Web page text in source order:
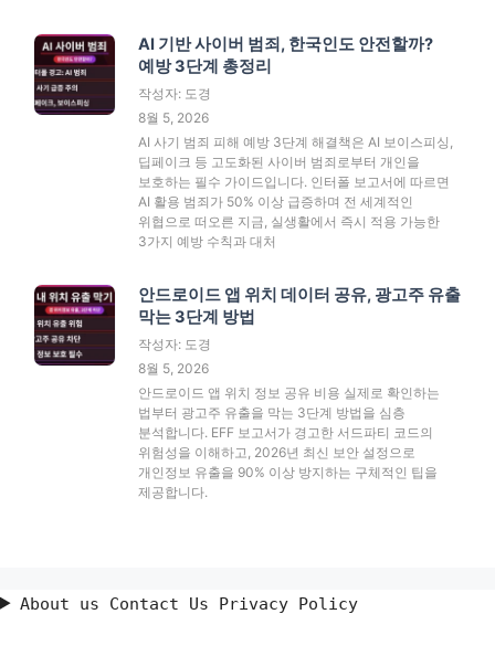
AI 기반 사이버 범죄, 한국인도 안전할까?
예방 3단계 총정리
작성자: 도경
8월 5, 2026
AI 사기 범죄 피해 예방 3단계 해결책은 AI 보이스피싱,
딥페이크 등 고도화된 사이버 범죄로부터 개인을
보호하는 필수 가이드입니다. 인터폴 보고서에 따르면
AI 활용 범죄가 50% 이상 급증하며 전 세계적인
위협으로 떠오른 지금, 실생활에서 즉시 적용 가능한
3가지 예방 수칙과 대처
안드로이드 앱 위치 데이터 공유, 광고주 유출
막는 3단계 방법
작성자: 도경
8월 5, 2026
안드로이드 앱 위치 정보 공유 비용 실제로 확인하는
법부터 광고주 유출을 막는 3단계 방법을 심층
분석합니다. EFF 보고서가 경고한 서드파티 코드의
위험성을 이해하고, 2026년 최신 보안 설정으로
개인정보 유출을 90% 이상 방지하는 구체적인 팁을
제공합니다.
About us Contact Us Privacy Policy